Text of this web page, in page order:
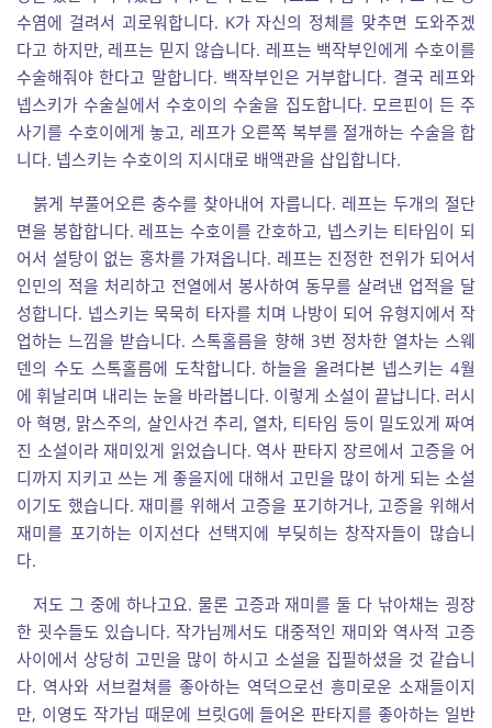
수염에 걸려서 괴로워합니다. K가 자신의 정체를 맞추면 도와주겠
다고 하지만, 레프는 믿지 않습니다. 레프는 백작부인에게 수호이를
수술해줘야 한다고 말합니다. 백작부인은 거부합니다. 결국 레프와
넵스키가 수술실에서 수호이의 수술을 집도합니다. 모르핀이 든 주
사기를 수호이에게 놓고, 레프가 오른쪽 복부를 절개하는 수술을 합
니다. 넵스키는 수호이의 지시대로 배액관을 삽입합니다.
붉게 부풀어오른 충수를 찾아내어 자릅니다. 레프는 두개의 절단
면을 봉합합니다. 레프는 수호이를 간호하고, 넵스키는 티타임이 되
어서 설탕이 없는 홍차를 가져옵니다. 레프는 진정한 전위가 되어서
인민의 적을 처리하고 전열에서 봉사하여 동무를 살려낸 업적을 달
성합니다. 넵스키는 묵묵히 타자를 치며 나방이 되어 유형지에서 작
업하는 느낌을 받습니다. 스톡홀름을 향해 3번 정차한 열차는 스웨
덴의 수도 스톡홀름에 도착합니다. 하늘을 올려다본 넵스키는 4월
에 휘날리며 내리는 눈을 바라봅니다. 이렇게 소설이 끝납니다. 러시
아 혁명, 맑스주의, 살인사건 추리, 열차, 티타임 등이 밀도있게 짜여
진 소설이라 재미있게 읽었습니다. 역사 판타지 장르에서 고증을 어
디까지 지키고 쓰는 게 좋을지에 대해서 고민을 많이 하게 되는 소설
이기도 했습니다. 재미를 위해서 고증을 포기하거나, 고증을 위해서
재미를 포기하는 이지선다 선택지에 부딪히는 창작자들이 많습니
다.
저도 그 중에 하나고요. 물론 고증과 재미를 둘 다 낚아채는 굉장
한 굇수들도 있습니다. 작가님께서도 대중적인 재미와 역사적 고증
사이에서 상당히 고민을 많이 하시고 소설을 집필하셨을 것 같습니
다. 역사와 서브컬쳐를 좋아하는 역덕으로선 흥미로운 소재들이지
만, 이영도 작가님 때문에 브릿G에 들어온 판타지를 좋아하는 일반